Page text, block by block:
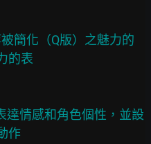
簡化（Q版）之魅力的
達情感和角色個性，並設